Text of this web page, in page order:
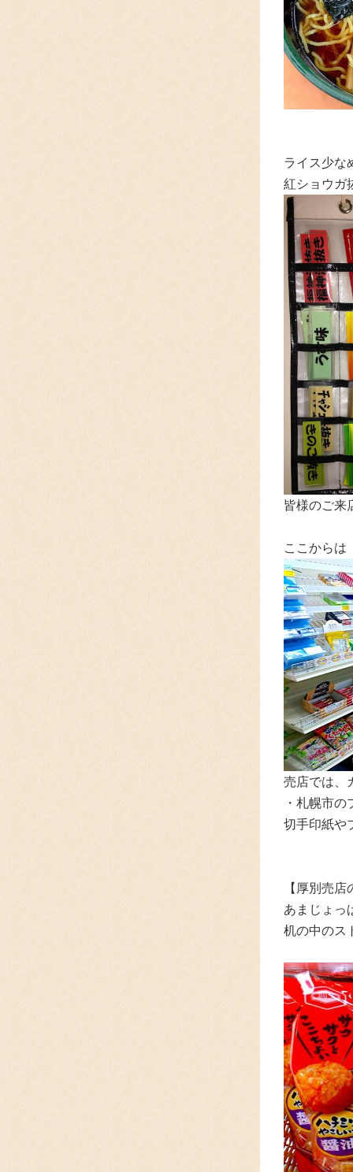
ライス少な
紅ショウガ
皆様のご来
ここからは
売店では、
・札幌市
切手印紙や
【厚別売
あまじょっ
机の中のス